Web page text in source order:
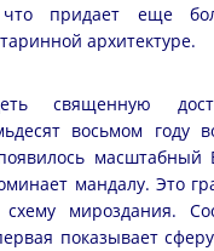
что придает еще
архитектуре.
священную
восьмом году
масштабный
мандалу. Это
схему мироздания.
показывает